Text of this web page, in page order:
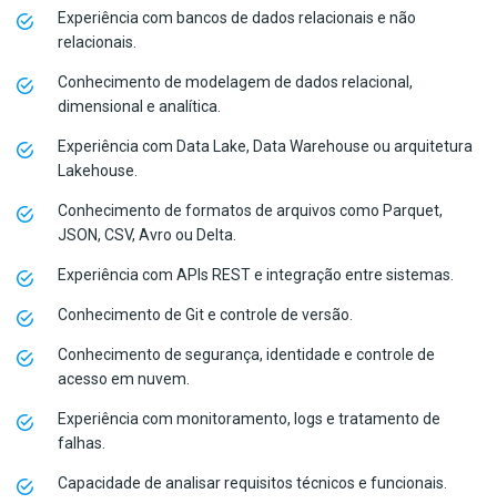
Experiência com bancos de dados relacionais e não
relacionais.
Conhecimento de modelagem de dados relacional,
dimensional e analítica.
Experiência com Data Lake, Data Warehouse ou arquitetura
Lakehouse.
Conhecimento de formatos de arquivos como Parquet,
JSON, CSV, Avro ou Delta.
Experiência com APIs REST e integração entre sistemas.
Conhecimento de Git e controle de versão.
Conhecimento de segurança, identidade e controle de
acesso em nuvem.
Experiência com monitoramento, logs e tratamento de
falhas.
Capacidade de analisar requisitos técnicos e funcionais.